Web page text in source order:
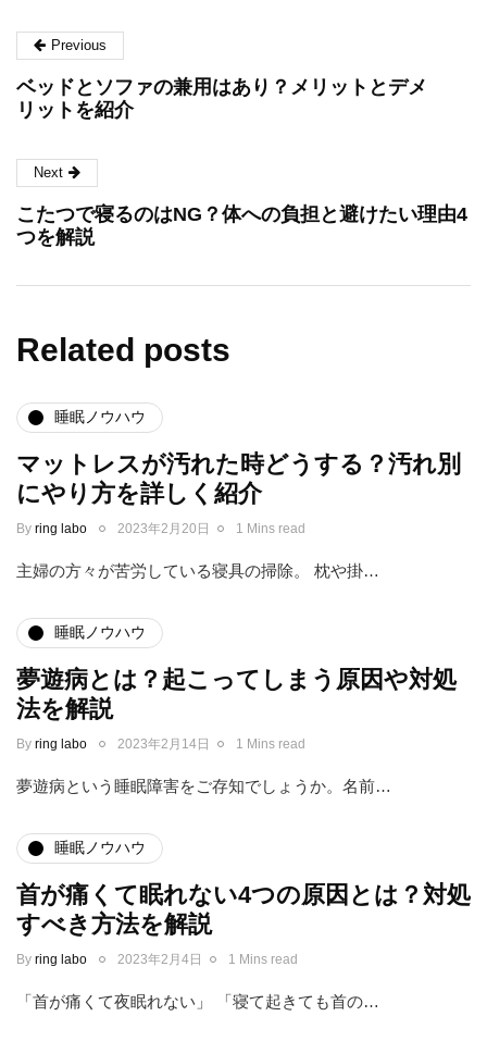
Previous
ベッドとソファの兼用はあり？メリットとデメ
リットを紹介
Next
こたつで寝るのはNG？体への負担と避けたい理由4
つを解説
Related posts
睡眠ノウハウ
マットレスが汚れた時どうする？汚れ別
にやり方を詳しく紹介
By ring labo 2023年2月20日 1 Mins read
主婦の方々が苦労している寝具の掃除。 枕や掛…
睡眠ノウハウ
夢遊病とは？起こってしまう原因や対処
法を解説
By ring labo 2023年2月14日 1 Mins read
夢遊病という睡眠障害をご存知でしょうか。名前…
睡眠ノウハウ
首が痛くて眠れない4つの原因とは？対処
すべき方法を解説
By ring labo 2023年2月4日 1 Mins read
「首が痛くて夜眠れない」 「寝て起きても首の…